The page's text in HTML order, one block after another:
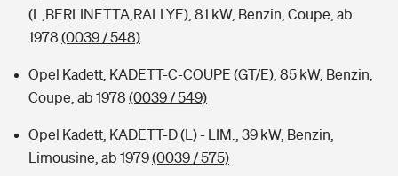
(L,BERLINETTA,RALLYE), 81 kW, Benzin, Coupe, ab
1978 (0039 / 548)
Opel Kadett, KADETT-C-COUPE (GT/E), 85 kW, Benzin,
Coupe, ab 1978 (0039 / 549)
Opel Kadett, KADETT-D (L) - LIM., 39 kW, Benzin,
Limousine, ab 1979(0039 / 575)